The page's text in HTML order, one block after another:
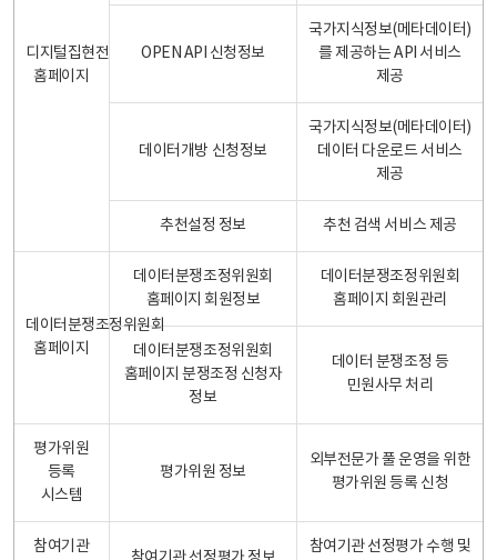
디지털집현전
홈페이지
OPEN API 신청정보
국가지식정보(메타데이터)
를 제공하는 API 서비스
제공
데이터개방 신청정보
국가지식정보(메타데이터)
데이터 다운로드 서비스
제공
추천설정 정보 추천 검색 서비스 제공
데이터분쟁조정위원회
홈페이지
데이터분쟁조정위원회
홈페이지 회원정보
데이터분쟁조정위원회
홈페이지 회원관리
데이터분쟁조정위원회
홈페이지 분쟁조정 신청자
정보
데이터 분쟁조정 등
민원사무 처리
평가위원
등록
시스템
평가위원 정보
외부전문가 풀 운영을 위한
평가위원 등록 신청
참여기관
참여기관 선정평가 수행 및